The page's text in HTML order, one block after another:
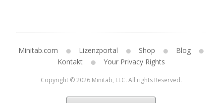
Minitab.com Lizenzportal Shop
Blog
Kontakt
Your Privacy Rights
Copyright © 2026 Minitab, LLC. All rights Reserved.